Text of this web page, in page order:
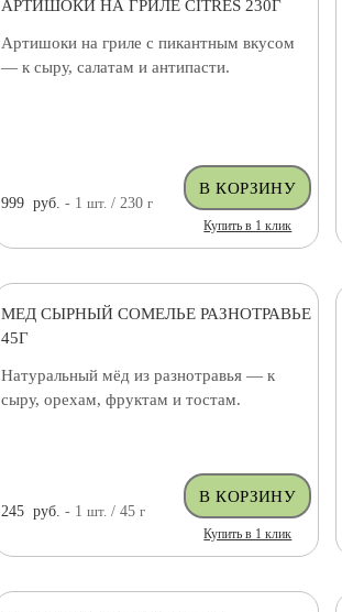
АРТИШОКИ НА ГРИЛЕ CITRES 230Г
Артишоки на гриле с пикантным вкусом
— к сыру, салатам и антипасти.
999 руб. - 1 шт. / 230 г
Купить в 1 клик
МЕД СЫРНЫЙ СОМЕЛЬЕ РАЗНОТРАВЬЕ
45Г
Натуральный мёд из разнотравья — к
сыру, орехам, фруктам и тостам.
245 руб. - 1 шт. / 45 г
Купить в 1 клик